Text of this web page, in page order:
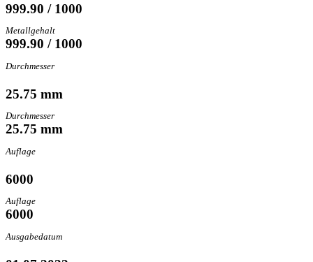
999.90 / 1000
Metallgehalt
999.90 / 1000
Durchmesser
25.75 mm
Durchmesser
25.75 mm
Auflage
6000
Auflage
6000
Ausgabedatum